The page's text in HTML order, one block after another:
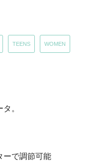
TEENS WOMEN
。
ーで調節可能